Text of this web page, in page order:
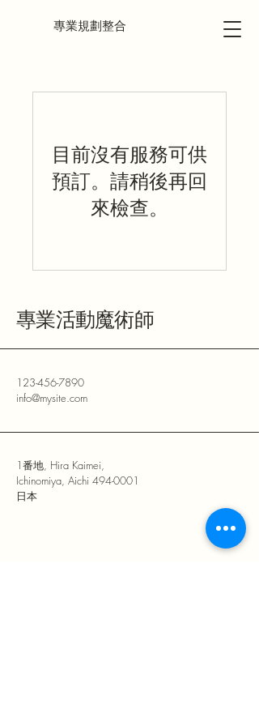
專業規劃整合
目前沒有服務可供
預訂。請稍後再回
來檢查。
專業活動魔術師
123-456-7890
info@mysite.com
1番地, Hira Kaimei,
Ichinomiya, Aichi 494-0001
日本